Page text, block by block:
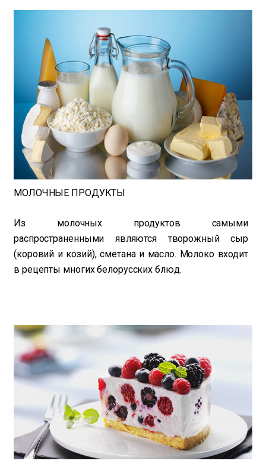
МОЛОЧНЫЕ ПРОДУКТЫ
Из молочных продуктов самыми
распространенными являются творожный сыр
(коровий и козий), сметана и масло. Молоко входит
в рецепты многих белорусских блюд.